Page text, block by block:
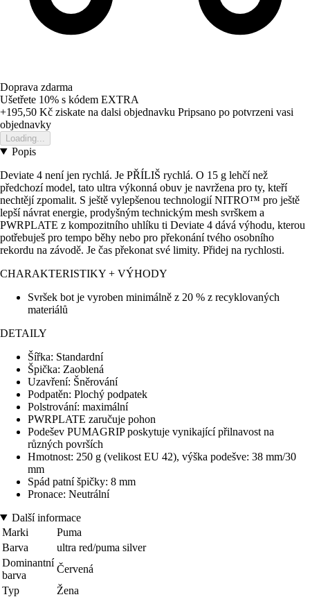
Doprava zdarma
Ušetřete 10% s kódem EXTRA
+195,50 Kč ziskate na dalsi objednavku Pripsano po potvrzeni vasi
objednavky
Loading...
Popis
Deviate 4 není jen rychlá. Je PŘÍLIŠ rychlá. O 15 g lehčí než
předchozí model, tato ultra výkonná obuv je navržena pro ty, kteří
nechtějí zpomalit. S ještě vylepšenou technologií NITRO™ pro ještě
lepší návrat energie, prodyšným technickým mesh svrškem a
PWRPLATE z kompozitního uhlíku ti Deviate 4 dává výhodu, kterou
potřebuješ pro tempo běhy nebo pro překonání tvého osobního
rekordu na závodě. Je čas překonat své limity. Přidej na rychlosti.
CHARAKTERISTIKY + VÝHODY
Svršek bot je vyroben minimálně z 20 % z recyklovaných
materiálů
DETAILY
Šířka: Standardní
Špička: Zaoblená
Uzavření: Šněrování
Podpatěn: Plochý podpatek
Polstrování: maximální
PWRPLATE zaručuje pohon
Podešev PUMAGRIP poskytuje vynikající přilnavost na
různých površích
Hmotnost: 250 g (velikost EU 42), výška podešve: 38 mm/30
mm
Spád patní špičky: 8 mm
Pronace: Neutrální
Další informace
Marki
Puma
Barva
ultra red/puma silver
Dominantní
barva
Červená
Typ
Žena